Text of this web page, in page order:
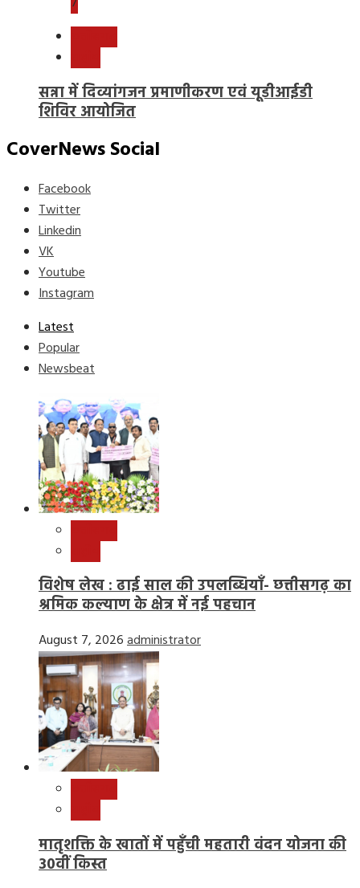
सन्ना में दिव्यांगजन प्रमाणीकरण एवं यूडीआईडी
शिविर आयोजित
CoverNews Social
Facebook
Twitter
Linkedin
VK
Youtube
Instagram
Latest
Popular
Newsbeat
विशेष लेख : ढाई साल की उपलब्धियाँ- छत्तीसगढ़ का
श्रमिक कल्याण के क्षेत्र में नई पहचान
August 7, 2026administrator
मातृशक्ति के खातों में पहुँची महतारी वंदन योजना की
30वीं किस्त